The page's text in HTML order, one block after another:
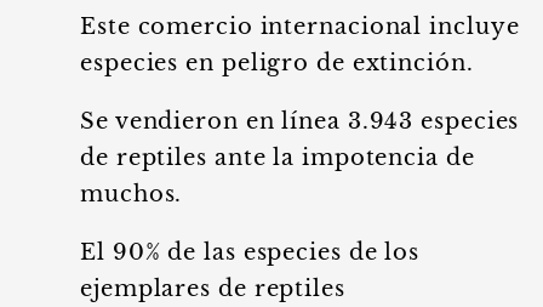
Este comercio internacional incluye
especies en peligro de extinción.
Se vendieron en línea 3.943 especies
de reptiles ante la impotencia de
muchos.
El 90% de las especies de los
ejemplares de reptiles